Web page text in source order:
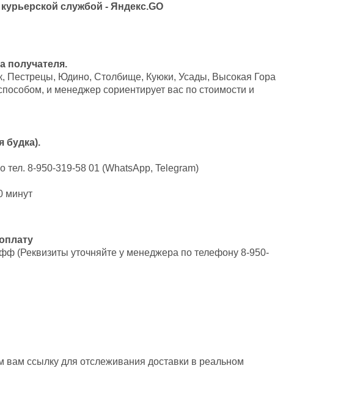
службой - Яндекс.GO
получателя.
Пестрецы, Юдино, Столбище, Куюки, Усады, Высокая Гора
и менеджер сориентирует вас по стоимости и
будка).
8-950-319-58 01 (WhatsApp, Telegram)
минут
(Реквизиты уточняйте у менеджера по телефону 8-950-
ссылку для отслеживания доставки в реальном